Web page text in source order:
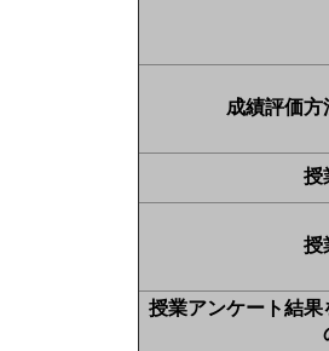
成績評価方
授
授
授業アンケート結果